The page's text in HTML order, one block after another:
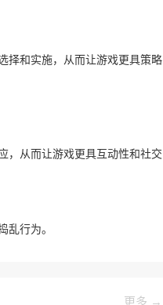
择和实施，从而让游戏更具策略
，从而让游戏更具互动性和社交
乱行为。
更多 →